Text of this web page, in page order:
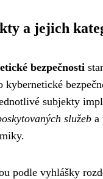
a jejich
bezpečnosti
kybernetické
subjekty
služeb a
podle vyhlášky